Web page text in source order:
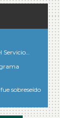
sobreseído